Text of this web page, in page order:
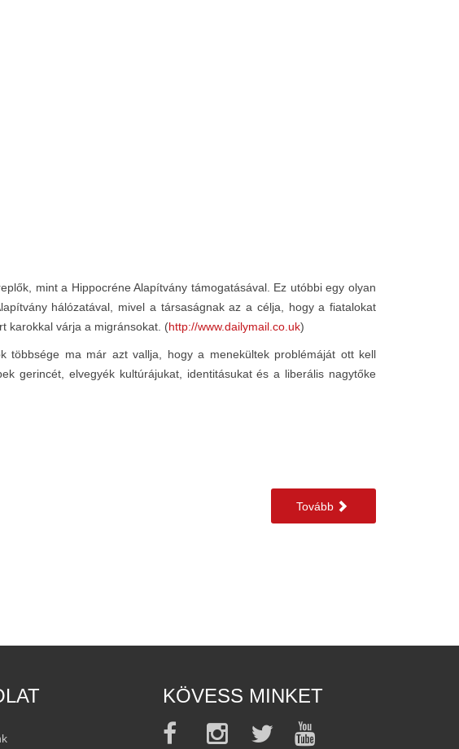
mint a Hippocréne Alapítvány támogatásával. Ez utóbbi egy olyan
hálózatával, mivel a társaságnak az a célja, hogy a fiatalokat
karokkal várja a migránsokat. (http://www.dailymail.co.uk)
többsége ma már azt vallja, hogy a menekültek problémáját ott kell
gerincét, elvegyék kultúrájukat, identitásukat és a liberális nagytőke
Tovább
KÖVESS MINKET